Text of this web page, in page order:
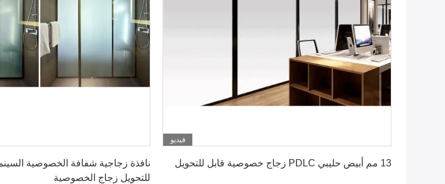
فيديو
13 مم أبيض حليبي PDLC زجاج خصوصية قابل للتحويل
نافذة زجاجية شفافة الخصوصية
للتحويل زجاج الخصوصية